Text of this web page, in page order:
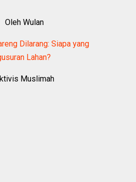
Oleh Wulan
Dilarang: Siapa yang
Lahan?
Muslimah